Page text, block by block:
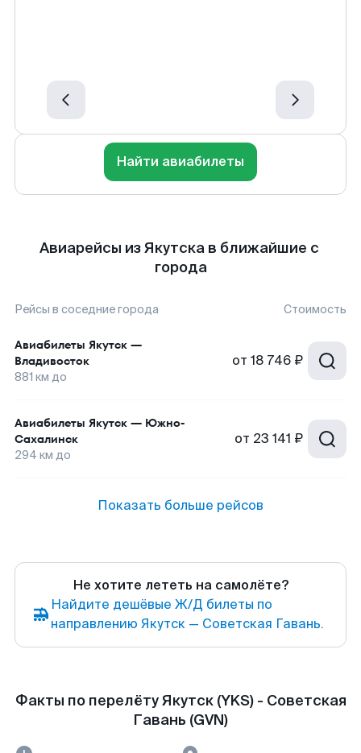
Найти авиабилеты
Авиарейсы из Якутска в ближайшие с
города
Рейсы в соседние города Стоимость
Авиабилеты Якутск —
Владивосток
881 км до
от 18 746 ₽
Авиабилеты Якутск — Южно-
Сахалинск
294 км до
от 23 141 ₽
Показать больше рейсов
Не хотите лететь на самолёте?
Найдите дешёвые Ж/Д билеты по
направлению Якутск — Советская Гавань.
Факты по перелёту Якутск (YKS) - Советская
Гавань (GVN)